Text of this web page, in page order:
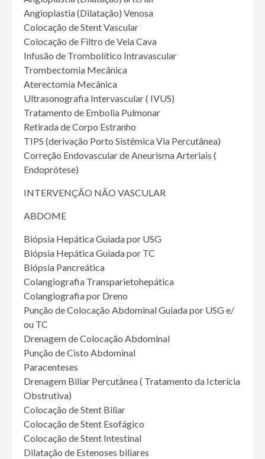
Angioplastia (Dilatação) Venosa
Colocação de Stent Vascular
Colocação de Filtro de Veia Cava
Infusão de Trombolítico Intravascular
Trombectomia Mecânica
Aterectomia Mecânica
Ultrasonografia Intervascular ( IVUS)
Tratamento de Embolia Pulmonar
Retirada de Corpo Estranho
TIPS (derivação Porto Sistêmica Via Percutânea)
Correção Endovascular de Aneurisma Arteriais (
Endoprótese)
INTERVENÇÃO NÃO VASCULAR
ABDOME
Biópsia Hepática Guiada por USG
Biópsia Hepática Guiada por TC
Biópsia Pancreática
Colangiografia Transparietohepática
Colangiografia por Dreno
Punção de Colocação Abdominal Guiada por USG e/
ou TC
Drenagem de Colocação Abdominal
Punção de Cisto Abdominal
Paracenteses
Drenagem Biliar Percutânea ( Tratamento da Icterícia
Obstrutiva)
Colocação de Stent Biliar
Colocação de Stent Esofágico
Colocação de Stent Intestinal
Dilatação de Estenoses biliares